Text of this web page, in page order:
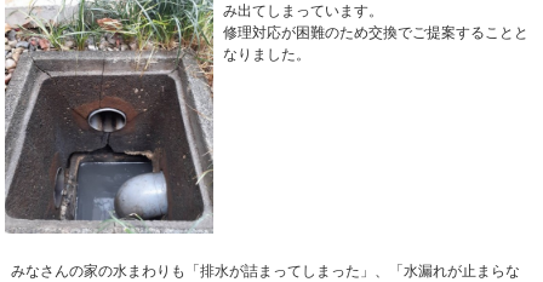
み出てしまっています。
修理対応が困難のため交換でご提案することと
なりました。
みなさんの家の水まわりも「排水が詰まってしまった」、「水漏れが止まらな